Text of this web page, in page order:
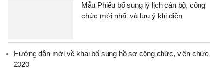
Mẫu Phiếu bổ sung lý lịch cán bộ, công
chức mới nhất và lưu ý khi điền
Hướng dẫn mới về khai bổ sung hồ sơ công chức, viên chức
2020